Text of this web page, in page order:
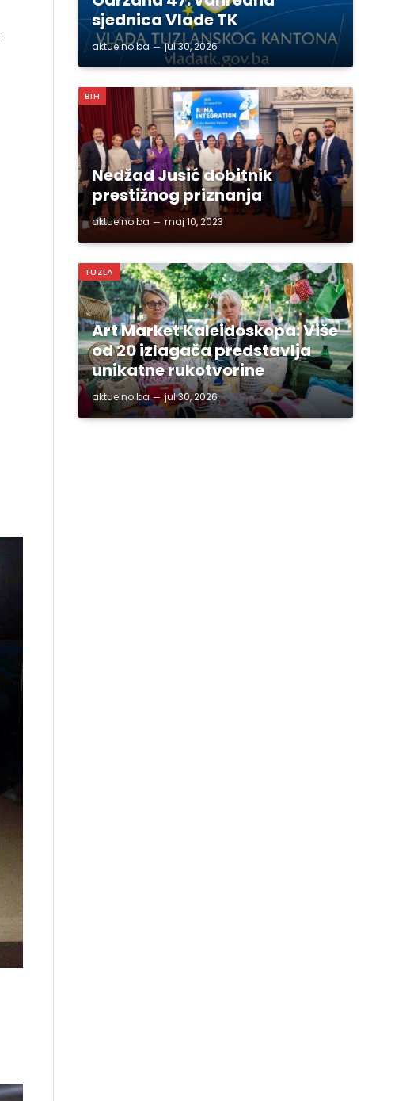
sjednica Vlade TK
aktuelno.ba jul 30, 2026
BIH
Nedžad Jusić dobitnik
prestižnog priznanja
aktuelno.ba maj 10, 2023
TUZLA
Art Market Kaleidoskopa: Više
od 20 izlagača predstavlja
unikatne rukotvorine
aktuelno.ba jul 30, 2026